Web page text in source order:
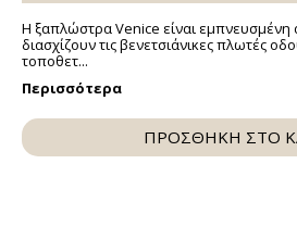
Η ξαπλώστρα Venice είναι εμπνευσμένη
διασχίζουν τις βενετσιάνικες πλωτές
τοποθετ...
Περισσότερα
ΠΡΟΣΘΗΚΗ ΣΤΟ